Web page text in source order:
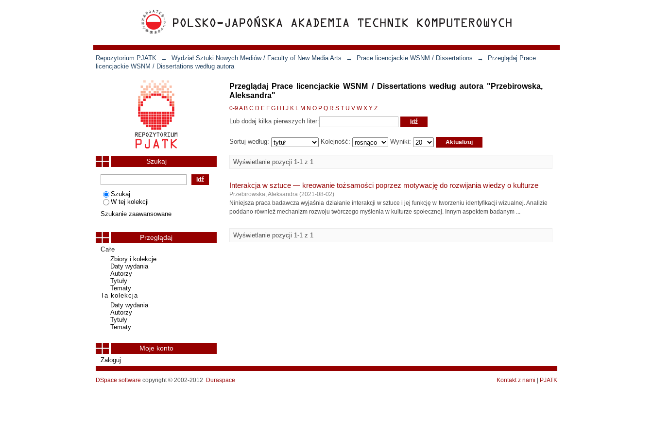
Repozytorium PJATK → Wydział Sztuki Nowych Mediów / Faculty of New Media Arts → Prace licencjackie WSNM / Dissertations →
Przeglądaj Prace
licencjackie WSNM / Dissertations według autora
Przeglądaj Prace licencjackie WSNM / Dissertations według autora "Przebirowska,
Aleksandra"
0-9A B C D E F G H J K L M N O P Q R S T U V W X Y Z
Lub dodaj kilka pierwszych liter:
Sortuj według: Kolejność: Wyniki:
Wyświetlanie pozycji 1-1 z 1
Interakcja w sztuce — kreowanie tożsamości poprzez motywację do rozwijania wiedzy o kulturze
Przebirowska, Aleksandra (2021-08-02)
Niniejsza praca badawcza wyjaśnia działanie interakcji w sztuce i jej funkcję w tworzeniu identyfikacji wizualnej. Analizie
poddano również mechanizm rozwoju twórczego myślenia w kulturze społecznej. Innym aspektem badanym ...
Wyświetlanie pozycji 1-1 z 1
Szukaj
Szukaj
W tej kolekcji
Szukanie zaawansowane
Przeglądaj
Całe
Zbiory i kolekcje
Daty wydania
Autorzy
Tytuły
Tematy
Ta kolekcja
Daty wydania
Autorzy
Tytuły
Tematy
Moje konto
Zaloguj
DSpace software copyright © 2002-2012 Duraspace Kontakt z nami PJATK